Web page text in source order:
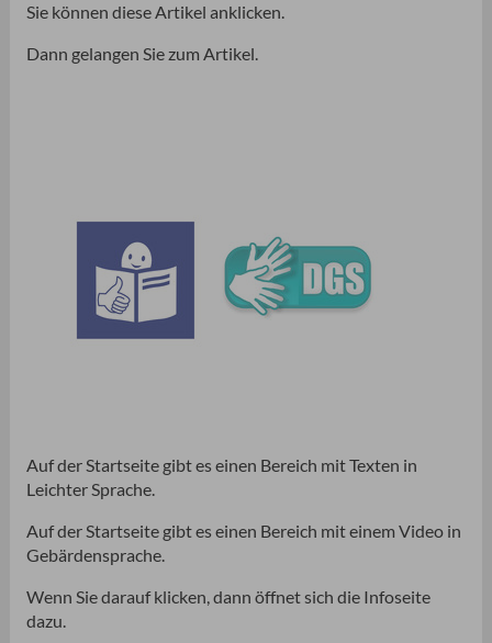
Sie können diese Artikel anklicken.
Dann gelangen Sie zum Artikel.
Auf der Startseite gibt es einen Bereich mit Texten in
Leichter Sprache.
Auf der Startseite gibt es einen Bereich mit einem Video in
Gebärdensprache.
Wenn Sie darauf klicken, dann öffnet sich die Infoseite
dazu.